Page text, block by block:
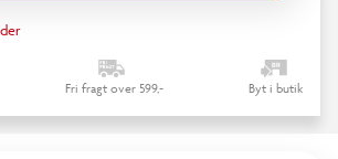
Fri fragt over 599,- Byt i butik